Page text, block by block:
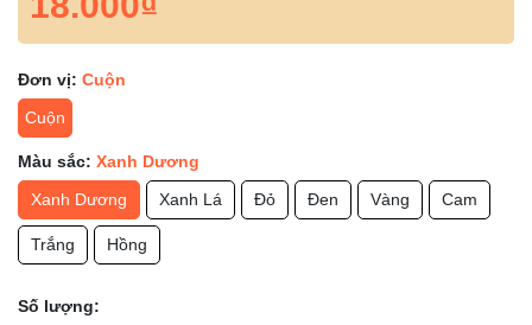
Đơn vị: Cuộn
Cuộn
Màu sắc: Xanh Dương
Xanh Dương
Xanh Lá Đỏ Đen Vàng Cam
Trắng Hồng
Số lượng: